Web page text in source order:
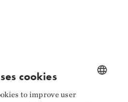
NORWEGIAN
cookies
to improve user